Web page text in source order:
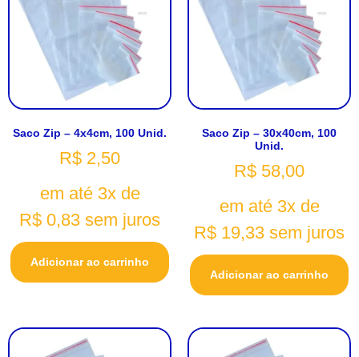
Saco Zip – 4x4cm, 100 Unid.
R$ 2,50
em até 3x de
R$ 0,83 sem juros
Adicionar ao carrinho
Saco Zip – 30x40cm, 100
Unid.
R$ 58,00
em até 3x de
R$ 19,33 sem juros
Adicionar ao carrinho